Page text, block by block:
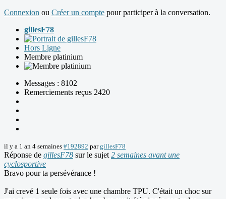
Connexion ou Créer un compte pour participer à la conversation.
gillesF78
Hors Ligne
Membre platinium
Messages : 8102
Remerciements reçus 2420
il y a 1 an 4 semaines #192892 pargillesF78
Réponse de gillesF78 sur le sujet 2 semaines avant une
cyclosportive
Bravo pour ta persévérance !
J'ai crevé 1 seule fois avec une chambre TPU. C'était un choc sur